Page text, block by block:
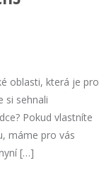
oblasti, která je pro
si sehnali
Pokud vlastníte
máme pro vás
[…]